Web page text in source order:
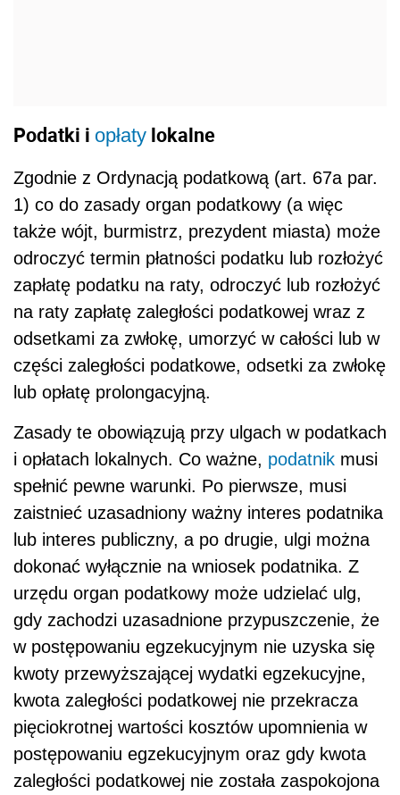
Podatki i opłaty lokalne
Zgodnie z Ordynacją podatkową (art. 67a par.
1) co do zasady organ podatkowy (a więc
także wójt, burmistrz, prezydent miasta) może
odroczyć termin płatności podatku lub rozłożyć
zapłatę podatku na raty, odroczyć lub rozłożyć
na raty zapłatę zaległości podatkowej wraz z
odsetkami za zwłokę, umorzyć w całości lub w
części zaległości podatkowe, odsetki za zwłokę
lub opłatę prolongacyjną.
Zasady te obowiązują przy ulgach w podatkach
i opłatach lokalnych. Co ważne, podatnik musi
spełnić pewne warunki. Po pierwsze, musi
zaistnieć uzasadniony ważny interes podatnika
lub interes publiczny, a po drugie, ulgi można
dokonać wyłącznie na wniosek podatnika. Z
urzędu organ podatkowy może udzielać ulg,
gdy zachodzi uzasadnione przypuszczenie, że
w postępowaniu egzekucyjnym nie uzyska się
kwoty przewyższającej wydatki egzekucyjne,
kwota zaległości podatkowej nie przekracza
pięciokrotnej wartości kosztów upomnienia w
postępowaniu egzekucyjnym oraz gdy kwota
zaległości podatkowej nie została zaspokojona